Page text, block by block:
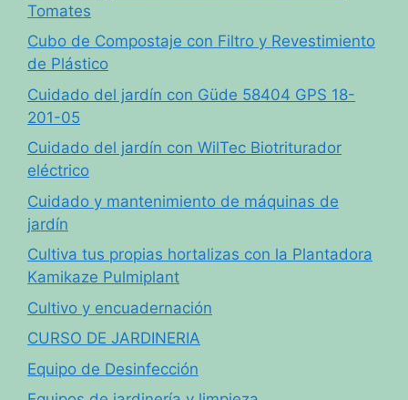
Tomates
Cubo de Compostaje con Filtro y Revestimiento
de Plástico
Cuidado del jardín con Güde 58404 GPS 18-
201-05
Cuidado del jardín con WilTec Biotriturador
eléctrico
Cuidado y mantenimiento de máquinas de
jardín
Cultiva tus propias hortalizas con la Plantadora
Kamikaze Pulmiplant
Cultivo y encuadernación
CURSO DE JARDINERIA
Equipo de Desinfección